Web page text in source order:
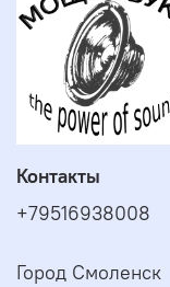
Контакты
+79516938008
Город Смоленск